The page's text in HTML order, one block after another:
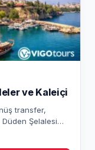
ve Kaleiçi
transfer,
Şelalesi